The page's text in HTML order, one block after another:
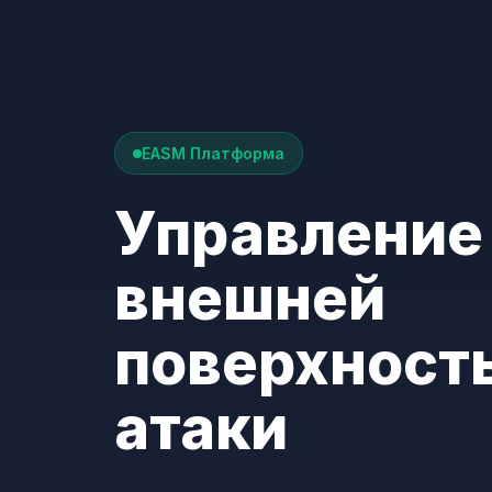
EASM Платформа
Управление
внешней
атаки